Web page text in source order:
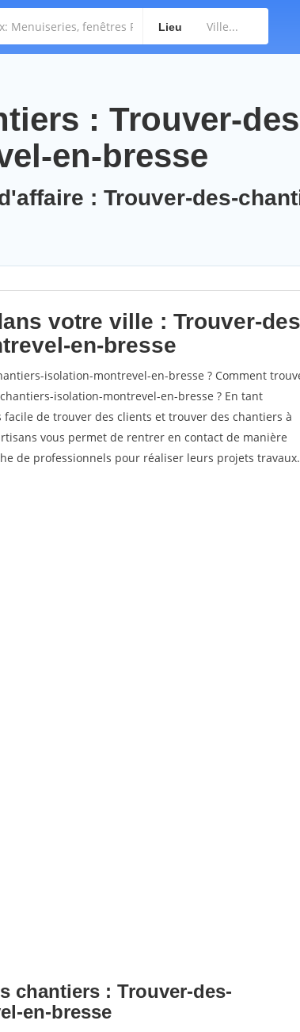
Lieu
: Trouver-
en-bresse
: Trouver-des-
votre ville : Trouver-
en-bresse
isolation-montrevel-en-bresse ? Comment
isolation-montrevel-en-bresse ? En tant
de trouver des clients et trouver des chantiers à
vous permet de rentrer en contact de manière
de professionnels pour réaliser leurs projets travaux.
chantiers : Trouver-des-
en-bresse